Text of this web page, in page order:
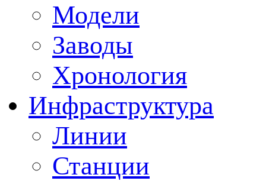
Модели
Заводы
Хронология
Инфраструктура
Линии
Станции